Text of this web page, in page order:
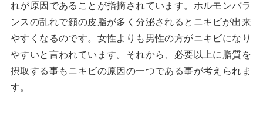
れが原因であることが指摘されています。ホルモンバラ
ンスの乱れで顔の皮脂が多く分泌されるとニキビが出来
やすくなるのです。女性よりも男性の方がニキビになり
やすいと言われています。それから、必要以上に脂質を
摂取する事もニキビの原因の一つである事が考えられま
す。